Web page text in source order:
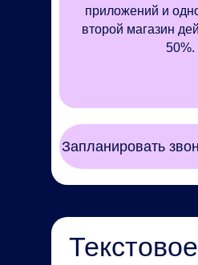
Запланировать
приложений и
второй магазин
50%.